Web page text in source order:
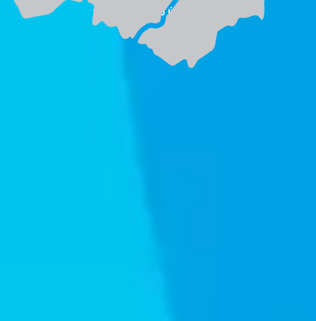
y entérate de lo último en noticias